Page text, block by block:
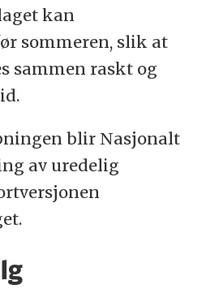
kan
sommeren, slik at
sammen raskt og
blir Nasjonalt
av uredelig